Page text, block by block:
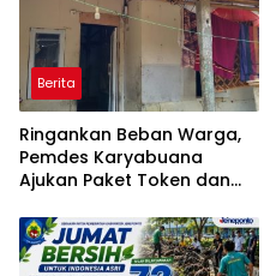
Berita
Ringankan Beban Warga,
Pemdes Karyabuana
Ajukan Paket Token dan
PLN